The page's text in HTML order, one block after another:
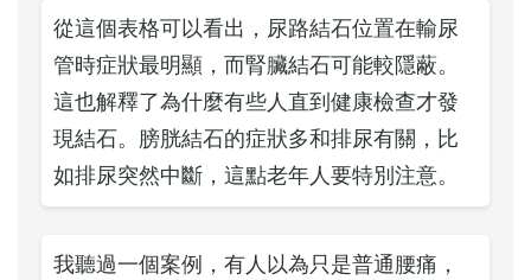
從這個表格可以看出，尿路結石位置在輸尿
管時症狀最明顯，而腎臟結石可能較隱蔽。
這也解釋了為什麼有些人直到健康檢查才發
現結石。膀胱結石的症狀多和排尿有關，比
如排尿突然中斷，這點老年人要特別注意。
我聽過一個案例，有人以為只是普通腰痛，